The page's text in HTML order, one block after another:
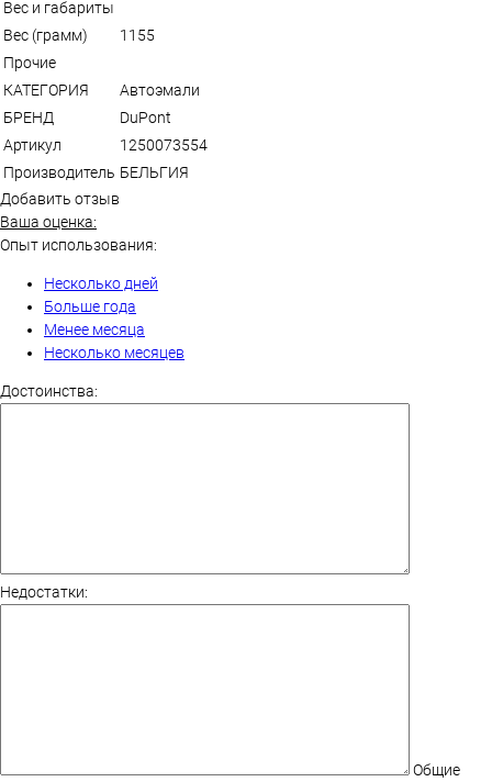
Вес и габариты
Вес (грамм)
1155
Прочие
КАТЕГОРИЯ
Автоэмали
БРЕНД
DuPont
Артикул
1250073554
Производитель БЕЛЬГИЯ
Добавить отзыв
Ваша оценка:
Опыт использования:
Несколько дней
Больше года
Менее месяца
Несколько месяцев
Достоинства:
Недостатки:
Общие